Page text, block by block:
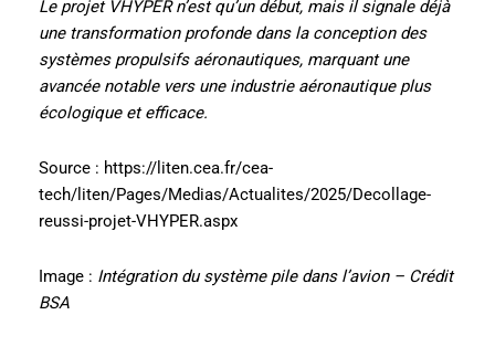
Le projet VHYPER n’est qu’un début, mais il signale déjà
une transformation profonde dans la conception des
systèmes propulsifs aéronautiques, marquant une
avancée notable vers une industrie aéronautique plus
écologique et efficace.
Source : https://liten.cea.fr/cea-
tech/liten/Pages/Medias/Actualites/2025/Decollage-
reussi-projet-VHYPER.aspx
Image : Intégration du système pile dans l’avion – Crédit
BSA